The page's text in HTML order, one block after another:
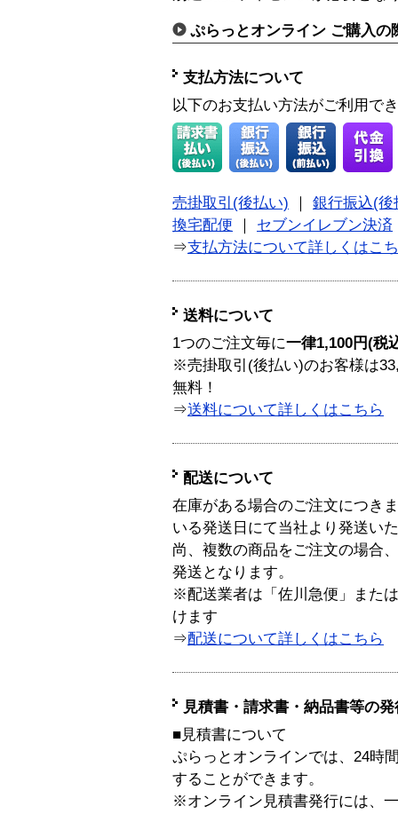
ぷらっとオンライン ご購入の
支払方法について
以下のお支払い方法がご利用で
売掛取引(後払い)
銀行振込(後
換宅配便
セブンイレブン決済
⇒支払方法について詳しくはこ
送料について
1つのご注文毎に一律1,100円(税
※売掛取引(後払い)のお客様は
無料！
⇒送料について詳しくはこちら
配送について
在庫がある場合のご注文につき
いる発送日にて当社より発送い
尚、複数の商品をご注文の場合
発送となります。
※配送業者は「佐川急便」また
けます
⇒配送について詳しくはこちら
見積書・請求書・納品書等の
■見積書について
ぷらっとオンラインでは、24時
することができます。
※オンライン見積書発行には、